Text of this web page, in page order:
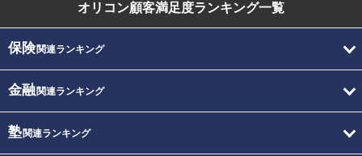
オリコン顧客満足度ランキング一覧
保険関連ランキング
金融関連ランキング
塾関連ランキング